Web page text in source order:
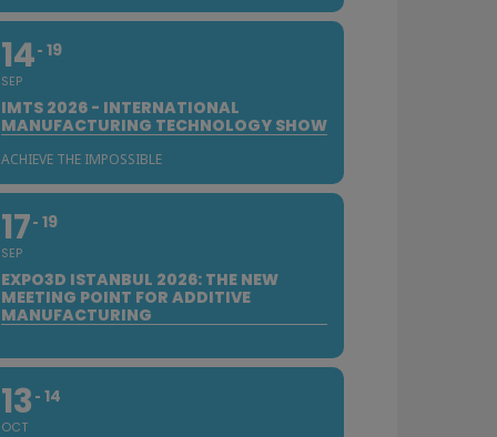
14
SEP
19
IMTS 2026 - INTERNATIONAL
MANUFACTURING TECHNOLOGY SHOW
ACHIEVE THE IMPOSSIBLE
17
SEP
19
EXPO3D ISTANBUL 2026: THE NEW
MEETING POINT FOR ADDITIVE
MANUFACTURING
13
OCT
14